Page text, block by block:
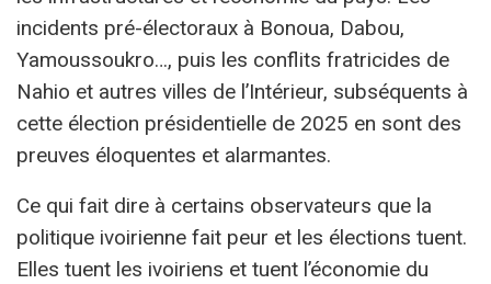
incidents pré-électoraux à Bonoua, Dabou,
Yamoussoukro…, puis les conflits fratricides de
Nahio et autres villes de l’Intérieur, subséquents à
cette élection présidentielle de 2025 en sont des
preuves éloquentes et alarmantes.
Ce qui fait dire à certains observateurs que la
politique ivoirienne fait peur et les élections tuent.
Elles tuent les ivoiriens et tuent l’économie du